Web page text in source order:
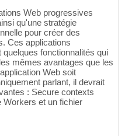
Web progressives
qu'une stratégie
pour créer des
Ces applications
fonctionnalités qui
mêmes avantages que les
Web soit
parlant, il devrait
: Secure contexts
Workers et un fichier